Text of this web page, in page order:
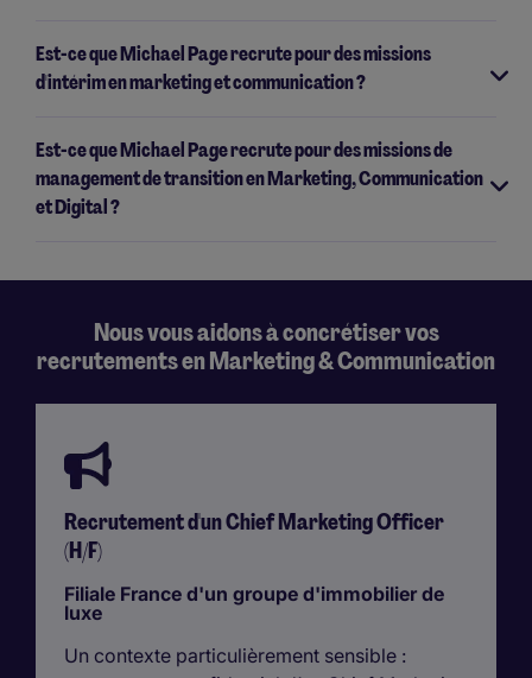
Est-ce que Michael Page recrute pour des missions
d'intérim en marketing et communication ?
Est-ce que Michael Page recrute pour des missions de
management de transition en Marketing, Communication
et Digital ?
Nous vous aidons à concrétiser vos
recrutements en Marketing & Communication
Recrutement d'un Chief Marketing Officer
(H/F)
Filiale France d'un groupe d'immobilier de
luxe
Un contexte particulièrement sensible :